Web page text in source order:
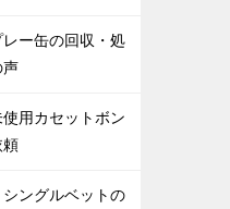
レー缶の回収・処
使用カセットボン
頼
シングルベットの